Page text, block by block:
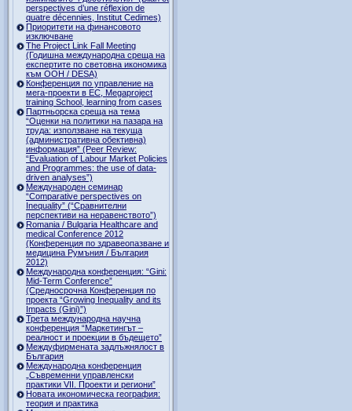
perspectives d’une réflexion de
quatre décennies, Institut Cedimes)
Приоритети на финансовото
изключване
The Project Link Fall Meeting
(Годишна международна среща на
експертите по световна икономика
към ООН / DESA)
Конференция по управление на
мега-проекти в ЕС, Megaproject
training School, learning from cases
Партньорска среща на тема
“Оценки на политики на пазара на
труда: използване на текуща
(административна обективна)
информация” (Peer Review:
“Evaluation of Labour Market Policies
and Programmes: the use of data-
driven analyses”)
Международен семинар
“Comparative perspectives on
Inequality” (“Сравнителни
перспективи на неравенството”)
Romania / Bulgaria Healthcare and
medical Conference 2012
(Конференция по здравеопазване и
медицина Румъния / България
2012)
Международна конференция: “Gini:
Mid-Term Conference”
(Средносрочна Конференция по
проекта “Growing Inequality and its
Impacts (Gini)”)
Трета международна научна
конференция “Маркетингът –
реалност и проекции в бъдещето”
Междуфирмената задлъжнялост в
България
Международна конференция
„Съвременни управленски
практики VII. Проекти и региони”
Новата икономическа география:
теория и практика